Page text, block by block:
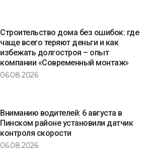
Строительство дома без ошибок: где
чаще всего теряют деньги и как
избежать долгостроя – опыт
компании «Современный монтаж»
06.08.2026
Вниманию водителей: 6 августа в
Пинском районе установили датчик
контроля скорости
06.08.2026